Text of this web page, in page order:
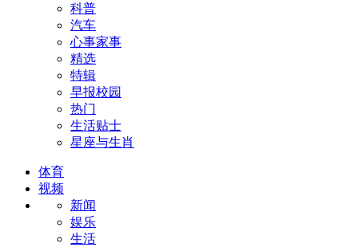
科普
汽车
心事家事
精选
特辑
早报校园
热门
生活贴士
星座与生肖
体育
视频
新闻
娱乐
生活